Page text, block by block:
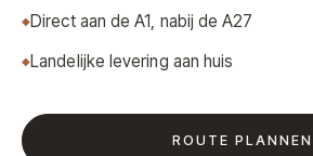
Direct aan de A1, nabij de A27
Landelijke levering aan huis
ROUTE PLANNEN